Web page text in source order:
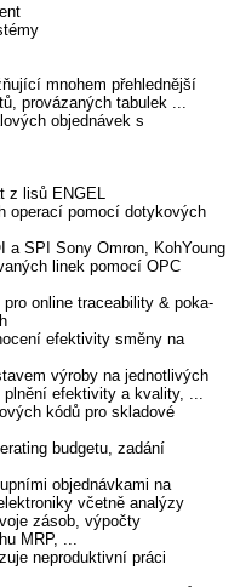
mnohem přehlednější
provázaných tabulek ...
objednávek s
z lisů ENGEL
operací pomocí dotykových
a SPI Sony Omron, KohYoung
linek pomocí OPC
online traceability & poka-
efektivity směny na
výroby na jednotlivých
efektivity a kvality, ...
kódů pro skladové
budgetu, zadání
objednávkami na
včetně analýzy
zásob, výpočty
MRP, ...
neproduktivní práci